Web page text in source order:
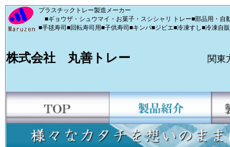
プラスチックトレー製造メーカー
■ギョウザ・シュウマイ・お菓子・スシシャリ トレー■部品用・自
■手毬寿司■回転寿司用■子供寿司■キンパ■ジビエ■冷凍すし■冷凍自
株式会社 丸善トレー 関東